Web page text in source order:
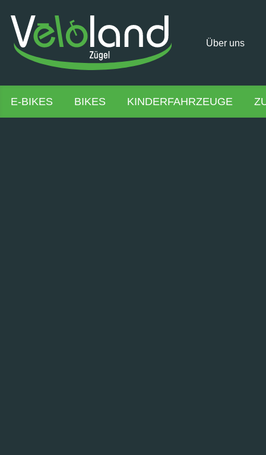
Über uns
E-BIKES BIKES KINDERFAHRZEUGE